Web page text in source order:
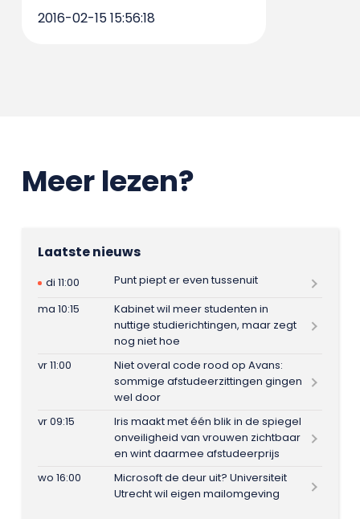
2016-02-15 15:56:18
Meer lezen?
Laatste nieuws
di 11:00
Punt piept er even tussenuit
ma 10:15
Kabinet wil meer studenten in
nuttige studierichtingen, maar zegt
nog niet hoe
vr 11:00
Niet overal code rood op Avans:
sommige afstudeerzittingen gingen
wel door
vr 09:15
Iris maakt met één blik in de spiegel
onveiligheid van vrouwen zichtbaar
en wint daarmee afstudeerprijs
wo 16:00
Microsoft de deur uit? Universiteit
Utrecht wil eigen mailomgeving